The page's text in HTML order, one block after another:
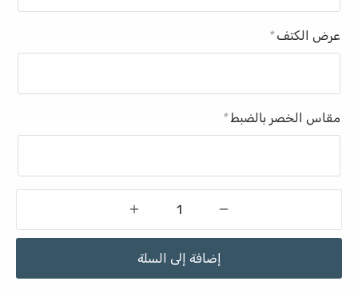
عرض الكتف*
مقاس الخصر بالضبط*
إضافة إلى السلة